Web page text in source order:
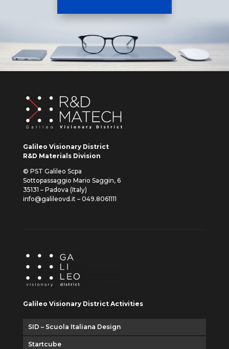
Galileo Visionary District
R&D Materials Division
© PST Galileo Scpa
Sottopassaggio Mario Saggin, 6
35131 – Padova (Italy)
info@galileovd.it – 049.8061111
Galileo Visionary District Activities
SID – Scuola Italiana Design
Startcube